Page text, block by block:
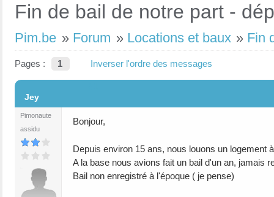
Fin de bail de notre part -
Pim.be » Forum » Locations et baux » Fin
Pages : 1 Inverser l'ordre des messages
Jey
Pimonaute
assidu
Bonjour,
Depuis environ 15 ans, nous louons un logement
A la base nous avions fait un bail d'un an, jamais
Bail non enregistré à l'époque ( je pense)